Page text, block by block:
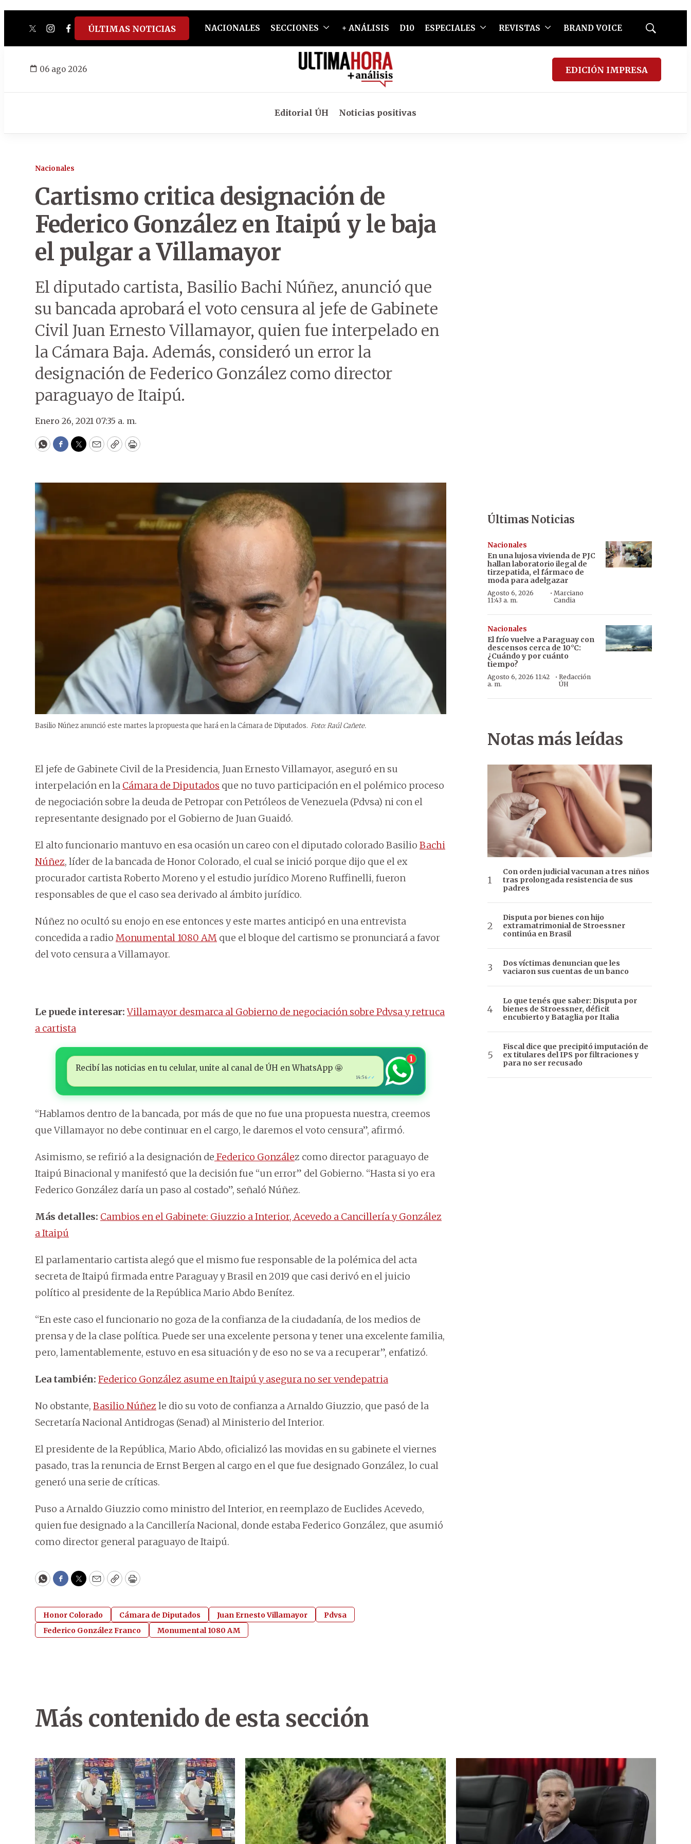
twitterinstagram
facebook
tiktokyoutube
spotify
ÚLTIMAS NOTICIAS NACIONALES SECCIONES + ANÁLISIS D10 ESPECIALES REVISTAS BRAND VOICE
Mostrar
06 ago 2026 EDICIÓN IMPRESA
Editorial ÚH Noticias positivas
Nacionales
Cartismo critica designación de
Federico González en Itaipú y le baja
el pulgar a Villamayor
El diputado cartista, Basilio Bachi Núñez, anunció que
su bancada aprobará el voto censura al jefe de Gabinete
Civil Juan Ernesto Villamayor, quien fue interpelado en
la Cámara Baja. Además, consideró un error la
designación de Federico González como director
paraguayo de Itaipú.
Enero 26, 2021 07:35 a. m.
WhatsApp
Facebook
Twitter
EmailCopyPrint
Basilio Núñez anunció este martes la propuesta que hará en la Cámara de Diputados. Foto: Raúl Cañete.
El jefe de Gabinete Civil de la Presidencia, Juan Ernesto Villamayor, aseguró en su
interpelación en la Cámara de Diputados que no tuvo participación en el polémico proceso
de negociación sobre la deuda de Petropar con Petróleos de Venezuela (Pdvsa) ni con el
representante designado por el Gobierno de Juan Guaidó.
El alto funcionario mantuvo en esa ocasión un careo con el diputado colorado Basilio Bachi
Núñez, líder de la bancada de Honor Colorado, el cual se inició porque dijo que el ex
procurador cartista Roberto Moreno y el estudio jurídico Moreno Ruffinelli, fueron
responsables de que el caso sea derivado al ámbito jurídico.
Núñez no ocultó su enojo en ese entonces y este martes anticipó en una entrevista
concedida a radio Monumental 1080 AM que el bloque del cartismo se pronunciará a favor
del voto censura a Villamayor.
Le puede interesar: Villamayor desmarca al Gobierno de negociación sobre Pdvsa y retruca
a cartista
Recibí las noticias en tu celular, unite al canal de ÚH en WhatsApp 🤩
14:56 ✓✓
1
“Hablamos dentro de la bancada, por más de que no fue una propuesta nuestra, creemos
que Villamayor no debe continuar en el cargo, le daremos el voto censura”, afirmó.
Asimismo, se refirió a la designación de Federico González como director paraguayo de
Itaipú Binacional y manifestó que la decisión fue “un error” del Gobierno. “Hasta si yo era
Federico González daría un paso al costado”, señaló Núñez.
Más detalles: Cambios en el Gabinete: Giuzzio a Interior, Acevedo a Cancillería y González
a Itaipú
El parlamentario cartista alegó que el mismo fue responsable de la polémica del acta
secreta de Itaipú firmada entre Paraguay y Brasil en 2019 que casi derivó en el juicio
político al presidente de la República Mario Abdo Benítez.
“En este caso el funcionario no goza de la confianza de la ciudadanía, de los medios de
prensa y de la clase política. Puede ser una excelente persona y tener una excelente familia,
pero, lamentablemente, estuvo en esa situación y de eso no se va a recuperar”, enfatizó.
Lea también: Federico González asume en Itaipú y asegura no ser vendepatria
No obstante, Basilio Núñez le dio su voto de confianza a Arnaldo Giuzzio, que pasó de la
Secretaría Nacional Antidrogas (Senad) al Ministerio del Interior.
El presidente de la República, Mario Abdo, oficializó las movidas en su gabinete el viernes
pasado, tras la renuncia de Ernst Bergen al cargo en el que fue designado González, lo cual
generó una serie de críticas.
Puso a Arnaldo Giuzzio como ministro del Interior, en reemplazo de Euclides Acevedo,
quien fue designado a la Cancillería Nacional, donde estaba Federico González, que asumió
como director general paraguayo de Itaipú.
WhatsApp
Facebook
Twitter
EmailCopyPrint
Honor Colorado Cámara de Diputados Juan Ernesto Villamayor
Pdvsa
Federico González Franco
Monumental 1080 AM
Últimas Noticias
Nacionales
En una lujosa vivienda de PJC
hallan laboratorio ilegal de
tirzepatida, el fármaco de
moda para adelgazar
Agosto 6, 2026
11:43 a. m.
·Marciano
Candia
Nacionales
El frío vuelve a Paraguay con
descensos cerca de 10°C:
¿Cuándo y por cuánto
tiempo?
Agosto 6, 2026 11:42
a. m.
· Redacción
ÚH
Notas más leídas
Con orden judicial vacunan a tres niños
tras prolongada resistencia de sus
padres
Disputa por bienes con hijo
extramatrimonial de Stroessner
continúa en Brasil
Dos víctimas denuncian que les
vaciaron sus cuentas de un banco
Lo que tenés que saber: Disputa por
bienes de Stroessner, déficit
encubierto y Bataglia por Italia
Fiscal dice que precipitó imputación de
ex titulares del IPS por filtraciones y
para no ser recusado
Más contenido de esta sección